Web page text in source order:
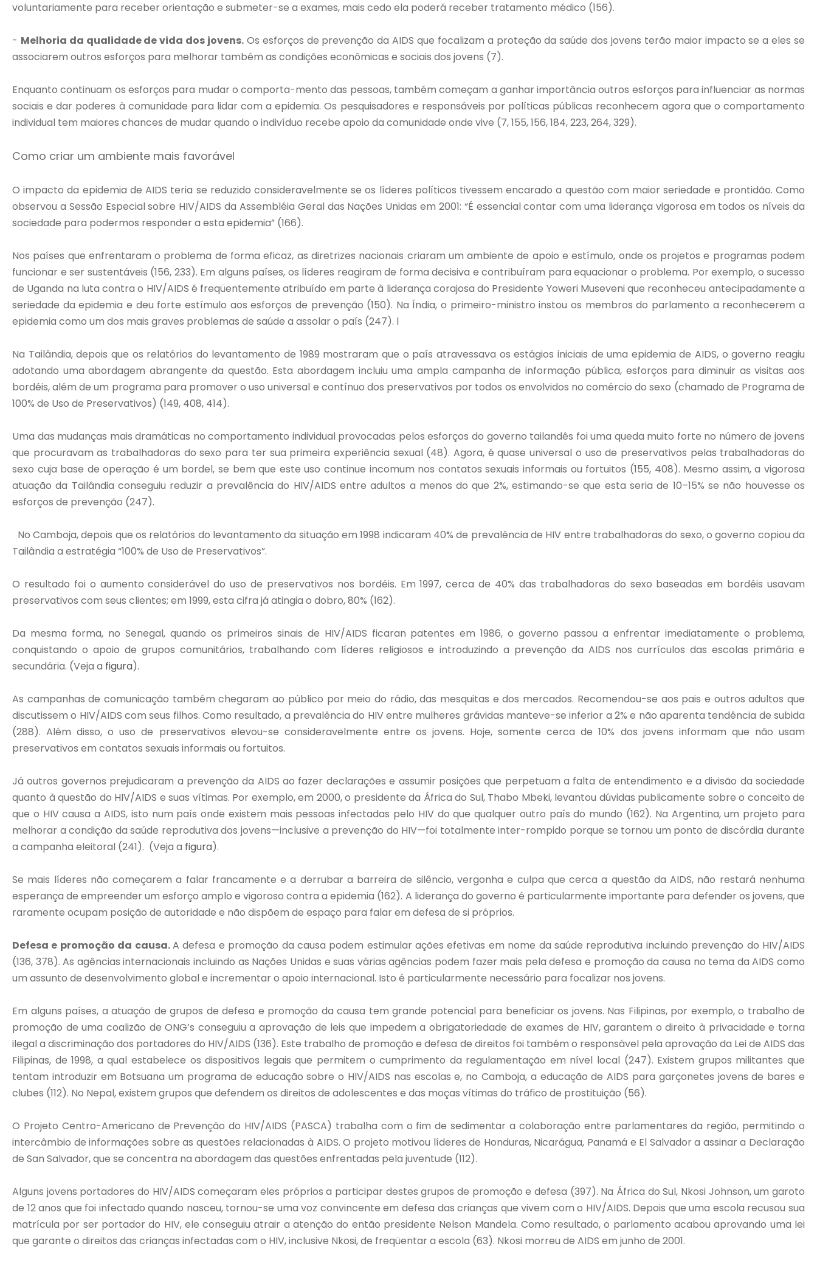
voluntariamente para receber orientação e submeter-se a exames, mais cedo ela poderá receber tratamento médico (156).
- Melhoria da qualidade de vida dos jovens. Os esforços de prevenção da AIDS que focalizam a proteção da saúde dos jovens terão maior impacto se a eles se
associarem outros esforços para melhorar também as condições econômicas e sociais dos jovens (7).
Enquanto continuam os esforços para mudar o comporta-mento das pessoas, também começam a ganhar importância outros esforços para influenciar as normas
sociais e dar poderes à comunidade para lidar com a epidemia. Os pesquisadores e responsáveis por políticas públicas reconhecem agora que o comportamento
individual tem maiores chances de mudar quando o indivíduo recebe apoio da comunidade onde vive (7, 155, 156, 184, 223, 264, 329).
Como criar um ambiente mais favorável
O impacto da epidemia de AIDS teria se reduzido consideravelmente se os líderes políticos tivessem encarado a questão com maior seriedade e prontidão. Como
observou a Sessão Especial sobre HIV/AIDS da Assembléia Geral das Nações Unidas em 2001: “É essencial contar com uma liderança vigorosa em todos os níveis da
sociedade para podermos responder a esta epidemia” (166).
Nos países que enfrentaram o problema de forma eficaz, as diretrizes nacionais criaram um ambiente de apoio e estímulo, onde os projetos e programas podem
funcionar e ser sustentáveis (156, 233). Em alguns países, os líderes reagiram de forma decisiva e contribuíram para equacionar o problema. Por exemplo, o sucesso
de Uganda na luta contra o HIV/AIDS é freqüentemente atribuído em parte à liderança corajosa do Presidente Yoweri Museveni que reconheceu antecipadamente a
seriedade da epidemia e deu forte estímulo aos esforços de prevenção (150). Na Índia, o primeiro-ministro instou os membros do parlamento a reconhecerem a
epidemia como um dos mais graves problemas de saúde a assolar o país (247). l
Na Tailândia, depois que os relatórios do levantamento de 1989 mostraram que o país atravessava os estágios iniciais de uma epidemia de AIDS, o governo reagiu
adotando uma abordagem abrangente da questão. Esta abordagem incluiu uma ampla campanha de informação pública, esforços para diminuir as visitas aos
bordéis, além de um programa para promover o uso universal e contínuo dos preservativos por todos os envolvidos no comércio do sexo (chamado de Programa de
100% de Uso de Preservativos) (149, 408, 414).
Uma das mudanças mais dramáticas no comportamento individual provocadas pelos esforços do governo tailandês foi uma queda muito forte no número de jovens
que procuravam as trabalhadoras do sexo para ter sua primeira experiência sexual (48). Agora, é quase universal o uso de preservativos pelas trabalhadoras do
sexo cuja base de operação é um bordel, se bem que este uso continue incomum nos contatos sexuais informais ou fortuitos (155, 408). Mesmo assim, a vigorosa
atuação da Tailândia conseguiu reduzir a prevalência do HIV/AIDS entre adultos a menos do que 2%, estimando-se que esta seria de 10–15% se não houvesse os
esforços de prevenção (247).
No Camboja, depois que os relatórios do levantamento da situação em 1998 indicaram 40% de prevalência de HIV entre trabalhadoras do sexo, o governo copiou da
Tailândia a estratégia “100% de Uso de Preservativos”.
O resultado foi o aumento considerável do uso de preservativos nos bordéis. Em 1997, cerca de 40% das trabalhadoras do sexo baseadas em bordéis usavam
preservativos com seus clientes; em 1999, esta cifra já atingia o dobro, 80% (162).
Da mesma forma, no Senegal, quando os primeiros sinais de HIV/AIDS ficaran patentes em 1986, o governo passou a enfrentar imediatamente o problema,
conquistando o apoio de grupos comunitários, trabalhando com líderes religiosos e introduzindo a prevenção da AIDS nos currículos das escolas primária e
secundária. (Veja a figura).
As campanhas de comunicação também chegaram ao público por meio do rádio, das mesquitas e dos mercados. Recomendou-se aos pais e outros adultos que
discutissem o HIV/AIDS com seus filhos. Como resultado, a prevalência do HIV entre mulheres grávidas manteve-se inferior a 2% e não aparenta tendência de subida
(288). Além disso, o uso de preservativos elevou-se consideravelmente entre os jovens. Hoje, somente cerca de 10% dos jovens informam que não usam
preservativos em contatos sexuais informais ou fortuitos.
Já outros governos prejudicaram a prevenção da AIDS ao fazer declarações e assumir posições que perpetuam a falta de entendimento e a divisão da sociedade
quanto à questão do HIV/AIDS e suas vítimas. Por exemplo, em 2000, o presidente da África do Sul, Thabo Mbeki, levantou dúvidas publicamente sobre o conceito de
que o HIV causa a AIDS, isto num país onde existem mais pessoas infectadas pelo HIV do que qualquer outro país do mundo (162). Na Argentina, um projeto para
melhorar a condição da saúde reprodutiva dos jovens—inclusive a prevenção do HIV—foi totalmente inter-rompido porque se tornou um ponto de discórdia durante
a campanha eleitoral (241). (Veja a figura).
Se mais líderes não começarem a falar francamente e a derrubar a barreira de silêncio, vergonha e culpa que cerca a questão da AIDS, não restará nenhuma
esperança de empreender um esforço amplo e vigoroso contra a epidemia (162). A liderança do governo é particularmente importante para defender os jovens, que
raramente ocupam posição de autoridade e não dispõem de espaço para falar em defesa de si próprios.
Defesa e promoção da causa.A defesa e promoção da causa podem estimular ações efetivas em nome da saúde reprodutiva incluindo prevenção do HIV/AIDS
(136, 378). As agências internacionais incluindo as Nações Unidas e suas várias agências podem fazer mais pela defesa e promoção da causa no tema da AIDS como
um assunto de desenvolvimento global e incrementar o apoio internacional. Isto é particularmente necessário para focalizar nos jovens.
Em alguns países, a atuação de grupos de defesa e promoção da causa tem grande potencial para beneficiar os jovens. Nas Filipinas, por exemplo, o trabalho de
promoção de uma coalizão de ONG’s conseguiu a aprovação de leis que impedem a obrigatoriedade de exames de HIV, garantem o direito à privacidade e torna
ilegal a discriminação dos portadores do HIV/AIDS (136). Este trabalho de promoção e defesa de direitos foi também o responsável pela aprovação da Lei de AIDS das
Filipinas, de 1998, a qual estabelece os dispositivos legais que permitem o cumprimento da regulamentação em nível local (247). Existem grupos militantes que
tentam introduzir em Botsuana um programa de educação sobre o HIV/AIDS nas escolas e, no Camboja, a educação de AIDS para garçonetes jovens de bares e
clubes (112). No Nepal, existem grupos que defendem os direitos de adolescentes e das moças vítimas do tráfico de prostituição (56).
O Projeto Centro-Americano de Prevenção do HIV/AIDS (PASCA) trabalha com o fim de sedimentar a colaboração entre parlamentares da região, permitindo o
intercâmbio de informações sobre as questões relacionadas à AIDS. O projeto motivou líderes de Honduras, Nicarágua, Panamá e El Salvador a assinar a Declaração
de San Salvador, que se concentra na abordagem das questões enfrentadas pela juventude (112).
Alguns jovens portadores do HIV/AIDS começaram eles próprios a participar destes grupos de promoção e defesa (397). Na África do Sul, Nkosi Johnson, um garoto
de 12 anos que foi infectado quando nasceu, tornou-se uma voz convincente em defesa das crianças que vivem com o HIV/AIDS. Depois que uma escola recusou sua
matrícula por ser portador do HIV, ele conseguiu atrair a atenção do então presidente Nelson Mandela. Como resultado, o parlamento acabou aprovando uma lei
que garante o direitos das crianças infectadas com o HIV, inclusive Nkosi, de freqüentar a escola (63). Nkosi morreu de AIDS em junho de 2001.